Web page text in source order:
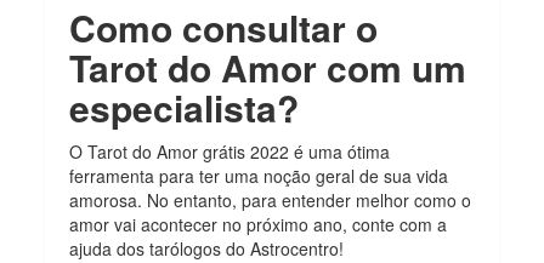
Como consultar o
Tarot do Amor com um
especialista?
O Tarot do Amor grátis 2022 é uma ótima
ferramenta para ter uma noção geral de sua vida
amorosa. No entanto, para entender melhor como o
amor vai acontecer no próximo ano, conte com a
ajuda dos tarólogos do Astrocentro!